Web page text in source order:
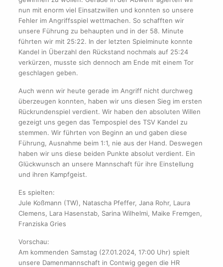
nun mit enorm viel Einsatzwillen und konnten so unsere
Fehler im Angriffsspiel wettmachen. So schafften wir
unsere Führung zu behaupten und in der 58. Minute
führten wir mit 25:22. In der letzten Spielminute konnte
Kandel in Überzahl den Rückstand nochmals auf 25:24
verkürzen, musste sich dennoch am Ende mit einem Tor
geschlagen geben.
Auch wenn wir heute gerade im Angriff nicht durchweg
überzeugen konnten, haben wir uns diesen Sieg im ersten
Rückrundenspiel verdient. Wir haben den absoluten Willen
gezeigt uns gegen das Tempospiel des TSV Kandel zu
stemmen. Wir führten von Beginn an und gaben diese
Führung, Ausnahme beim 1:1, nie aus der Hand. Deswegen
haben wir uns diese beiden Punkte absolut verdient. Ein
Glückwunsch an unsere Mannschaft für ihre Einstellung
und ihren Kampfgeist.
Es spielten:
Jule Koßmann (TW), Natascha Pfeffer, Jana Rohr, Laura
Clemens, Lara Hasenstab, Sarina Wilhelmi, Maike Fremgen,
Franziska Gries
Vorschau:
Am kommenden Samstag (27.01.2024, 17:00 Uhr) spielt
unsere Damenmannschaft in Contwig gegen die HR